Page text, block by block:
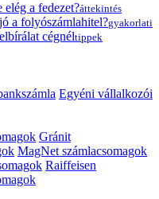
elég a fedezet?áttekintés
a folyószámlahitel?gyakorlati
cégnéltippek
Egyéni vállalkozói
Gránit
MagNet számlacsomagok
Raiffeisen